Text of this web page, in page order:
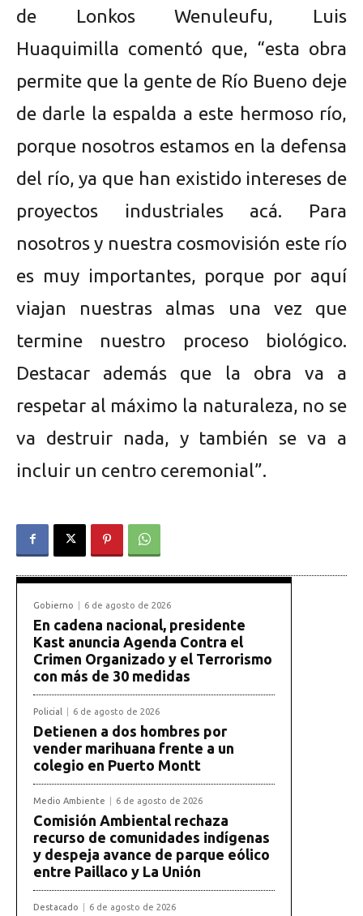
de Lonkos Wenuleufu, Luis
Huaquimilla comentó que, “esta obra
permite que la gente de Río Bueno deje
de darle la espalda a este hermoso río,
porque nosotros estamos en la defensa
del río, ya que han existido intereses de
proyectos industriales acá. Para
nosotros y nuestra cosmovisión este río
es muy importantes, porque por aquí
viajan nuestras almas una vez que
termine nuestro proceso biológico.
Destacar además que la obra va a
respetar al máximo la naturaleza, no se
va destruir nada, y también se va a
incluir un centro ceremonial”.
Gobierno 6 de agosto de 2026
En cadena nacional, presidente
Kast anuncia Agenda Contra el
Crimen Organizado y el Terrorismo
con más de 30 medidas
Policial 6 de agosto de 2026
Detienen a dos hombres por
vender marihuana frente a un
colegio en Puerto Montt
Medio Ambiente 6 de agosto de 2026
Comisión Ambiental rechaza
recurso de comunidades indígenas
y despeja avance de parque eólico
entre Paillaco y La Unión
Destacado 6 de agosto de 2026